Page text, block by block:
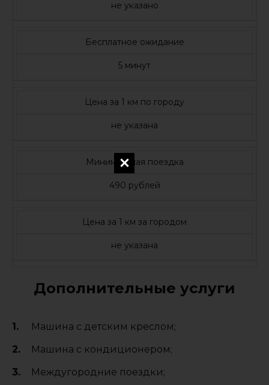
не указано
Бесплатное ожидание
5 минут
Цена за 1 км по городу
не указана
Минимальная поездка
490 рублей
Цена за 1 км за городом
не указана
Дополнительные услуги
Машина с детским креслом;
Машина с кондиционером;
Междугородние поездки;